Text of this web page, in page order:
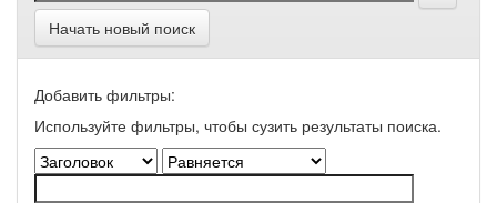
Начать новый поиск
Добавить фильтры:
Используйте фильтры, чтобы сузить результаты поиска.